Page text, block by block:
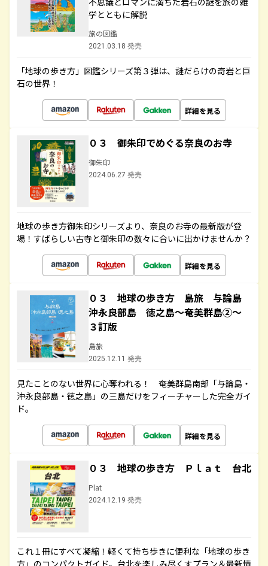
学とともに解説
旅の図鑑
2021.03.18 発売
「地球の歩き方」図鑑シリーズ第３弾は、謎だらけの奇岩と巨
石の世界！
詳細を見る
０３ 御朱印でめぐる奈良のお寺
御朱印
2024.06.27 発売
地球の歩き方御朱印シリーズより、奈良のお寺の最新版が登
場！すばらしい古寺と御朱印の数々に合いに出かけませんか？
詳細を見る
０３ 地球の歩き方 島旅 与論島
沖永良部島 徳之島～奄美群島②～
３訂版
島旅
2025.12.11 発売
見たことのない世界に心奪われる！ 奄美群島南部「与論島・
沖永良部島・徳之島」の三島だけをフィーチャーした完全ガイ
ド。
詳細を見る
０３ 地球の歩き方 Ｐｌａｔ 台北
Plat
2024.12.19 発売
これ１冊にすべて凝縮！軽くて持ち歩きに便利な「地球の歩き
方」のコンパクトガイド。台北を楽しみ尽くすプラン＆最新情